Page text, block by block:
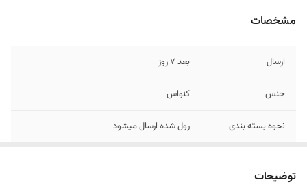
مشخصات
ارسال بعد 7 روز
جنس کنواس
نحوه بسته بندی رول شده ارسال میشود
توضیحات